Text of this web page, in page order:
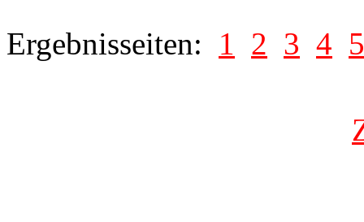
Ergebnisseiten: 1 2 3 4 5